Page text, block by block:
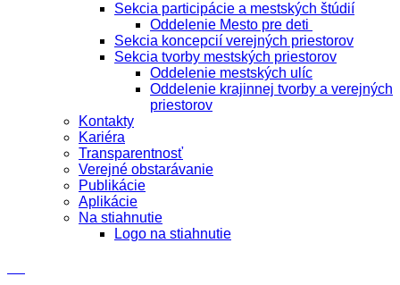
Sekcia participácie a mestských štúdií
Oddelenie Mesto pre deti
Sekcia koncepcií verejných priestorov
Sekcia tvorby mestských priestorov
Oddelenie mestských ulíc
Oddelenie krajinnej tvorby a verejných
priestorov
Kontakty
Kariéra
Transparentnosť
Verejné obstarávanie
Publikácie
Aplikácie
Na stiahnutie
Logo na stiahnutie